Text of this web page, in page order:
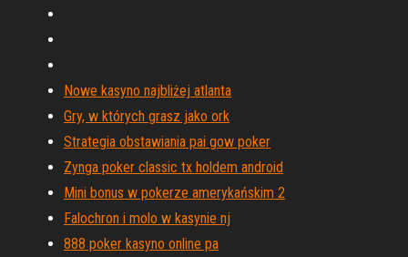
Nowe kasyno najbliżej atlanta
Gry, w których grasz jako ork
Strategia obstawiania pai gow poker
Zynga poker classic tx holdem android
Mini bonus w pokerze amerykańskim 2
Falochron i molo w kasynie nj
888 poker kasyno online pa